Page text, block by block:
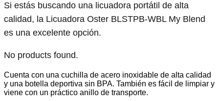
Si estás buscando una licuadora portátil de alta
calidad, la Licuadora Oster BLSTPB-WBL My Blend
es una excelente opción.
No products found.
Cuenta con una cuchilla de acero inoxidable de alta calidad
y una botella deportiva sin BPA. También es fácil de limpiar y
viene con un práctico anillo de transporte.